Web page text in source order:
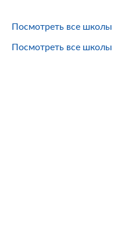
Посмотреть все школы
Посмотреть все школы